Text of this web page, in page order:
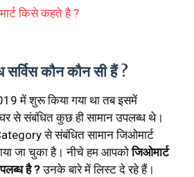
किसे कहते है ?
सर्विस कौन कौन सी हैं ?
में शुरू किया गया था तब इसमें
से संबंधित कुछ ही सामान उपलब्ध थे।
से संबंधित सामान जिओमार्ट
जा चुका है। नीचे हम आपकोजिओमार्ट
है ?उनके बारे में लिस्ट दे रहे हैं।